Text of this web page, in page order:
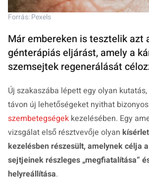
Forrás: Pexels
Már embereken is tesztelik azt
génterápiás eljárást, amely a
szemsejtek regenerálását
Új szakaszába lépett egy olyan
távon új lehetőségeket nyithat bizonyos
szembetegségek kezelésében. Egy
vizsgálat első résztvevője olyan
kezelésben részesült, amelynek célja
sejtjeinek részleges „megfiatalítása”
helyreállítása.